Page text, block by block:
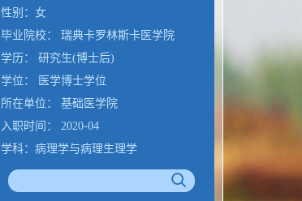
性别：女
毕业院校： 瑞典卡罗林斯卡医学院
学历： 研究生(博士后)
学位： 医学博士学位
所在单位： 基础医学院
入职时间： 2020-04
学科：病理学与病理生理学
邮箱 :xiaolu.zhang@sdu.edu.cn
通讯/办公地址 :山东省济南市文化西路